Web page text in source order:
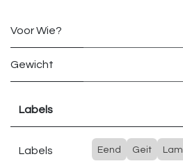
Voor Wie?
Gewicht
Labels
Labels Eend Geit Lam